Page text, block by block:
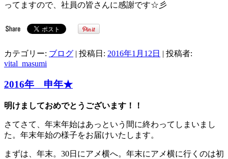
ってますので、社員の皆さんに感謝です☆彡
カテゴリー: ブログ | 投稿日: 2016年1月12日 | 投稿者:
vital_masumi
2016年 申年★
明けましておめでとうございます！！
さてさて、年末年始はあっという間に終わってしまいまし
た。年末年始の様子をお届けいたします。
まずは、年末。30日にアメ横へ。年末にアメ横に行くのは初